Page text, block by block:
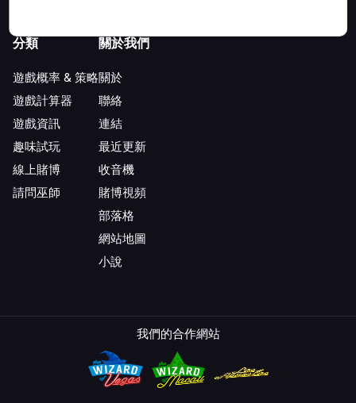
分類
遊戲概率 & 策略
遊戲計算器
遊戲資訊
趣味試玩
線上賭博
請問巫師
關於我們
關於
聯絡
連結
最近更新
收音機
賭博視頻
部落格
網站地圖
小說
我們的合作網站